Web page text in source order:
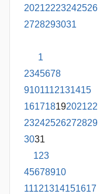
20212223242526
2728293031
1
2345678
9101112131415
16171819202122
23242526272829
3031
123
45678910
11121314151617